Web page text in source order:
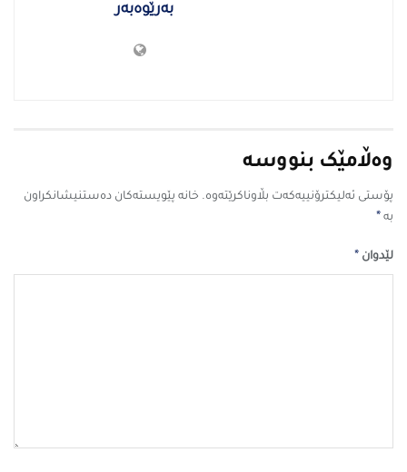
بەرێوەبەر
وەڵامێک بنووسە
پۆستی ئەلیکترۆنییەکەت بڵاوناکرێتەوە. خانە پێویستەکان دەستنیشانکراون
بە *
لێدوان *